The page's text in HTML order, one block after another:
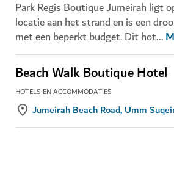
Park Regis Boutique Jumeirah ligt
locatie aan het strand en is een
met een beperkt budget. Dit hot...
Beach Walk Boutique Hotel
HOTELS EN ACCOMMODATIES
Jumeirah Beach Road, Umm